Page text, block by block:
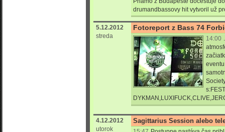
drumandbassovy hit vytvoril už
5.12.2012
streda
Fotoreport z Bass 74
14:00
4.12.2012
utorok
Sagittarius Session alebo